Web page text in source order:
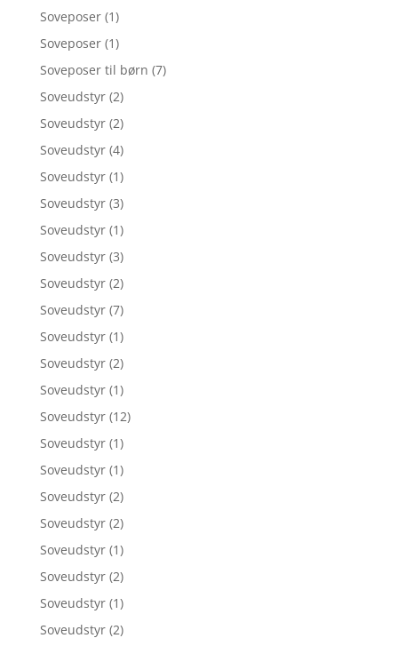
Soveposer (1)
Soveposer (1)
Soveposer til børn (7)
Soveudstyr (2)
Soveudstyr (2)
Soveudstyr (4)
Soveudstyr (1)
Soveudstyr (3)
Soveudstyr (1)
Soveudstyr (3)
Soveudstyr (2)
Soveudstyr (7)
Soveudstyr (1)
Soveudstyr (2)
Soveudstyr (1)
Soveudstyr (12)
Soveudstyr (1)
Soveudstyr (1)
Soveudstyr (2)
Soveudstyr (2)
Soveudstyr (1)
Soveudstyr (2)
Soveudstyr (1)
Soveudstyr (2)